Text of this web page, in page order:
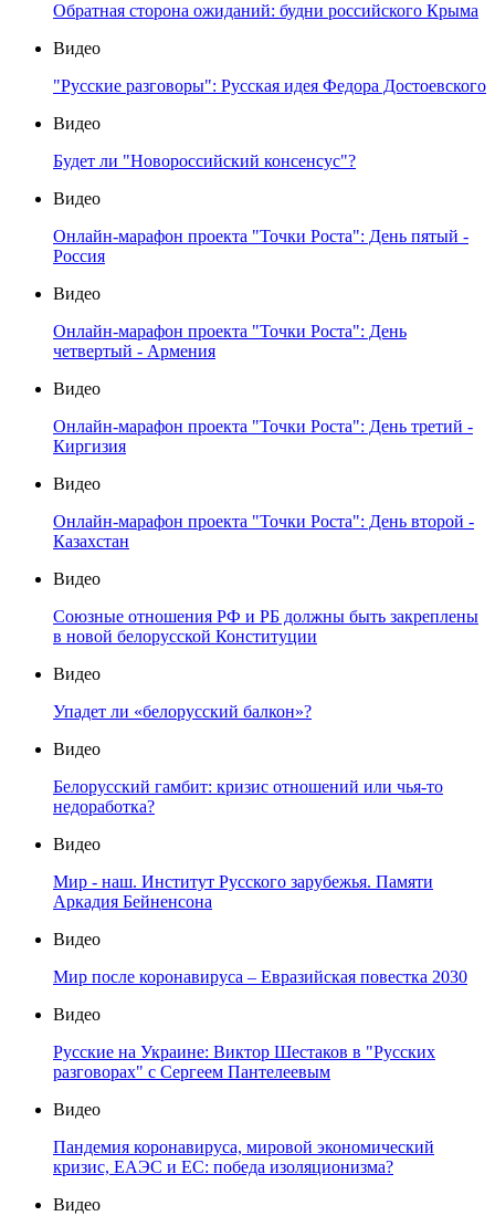
Обратная сторона ожиданий: будни российского Крыма
Видео
"Русские разговоры": Русская идея Федора Достоевского
Видео
Будет ли "Новороссийский консенсус"?
Видео
Онлайн-марафон проекта "Точки Роста": День пятый -
Россия
Видео
Онлайн-марафон проекта "Точки Роста": День
четвертый - Армения
Видео
Онлайн-марафон проекта "Точки Роста": День третий -
Киргизия
Видео
Онлайн-марафон проекта "Точки Роста": День второй -
Казахстан
Видео
Союзные отношения РФ и РБ должны быть закреплены
в новой белорусской Конституции
Видео
Упадет ли «белорусский балкон»?
Видео
Белорусский гамбит: кризис отношений или чья-то
недоработка?
Видео
Мир - наш. Институт Русского зарубежья. Памяти
Аркадия Бейненсона
Видео
Мир после коронавируса – Евразийская повестка 2030
Видео
Русские на Украине: Виктор Шестаков в "Русских
разговорах" с Сергеем Пантелеевым
Видео
Пандемия коронавируса, мировой экономический
кризис, ЕАЭС и ЕС: победа изоляционизма?
Видео